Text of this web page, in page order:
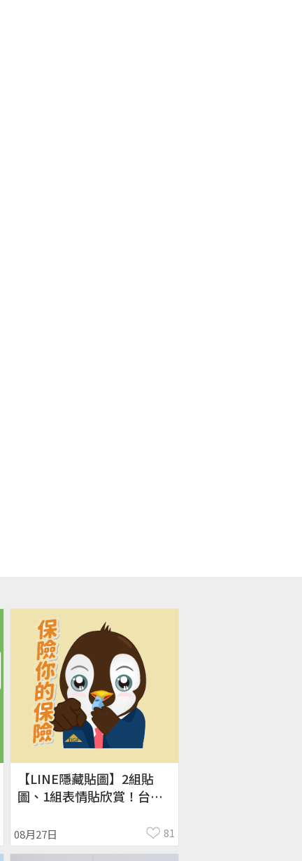
【LINE隱藏貼圖】2組貼
圖、1組表情貼欣賞！台
跨區、加好友、綁門號／
2025/8/27
08月27日 81